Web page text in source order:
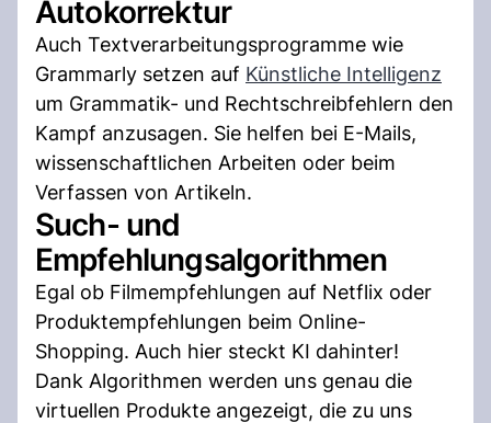
Autokorrektur
Auch Textverarbeitungsprogramme wie
Grammarly setzen auf Künstliche Intelligenz
um Grammatik- und Rechtschreibfehlern den
Kampf anzusagen. Sie helfen bei E-Mails,
wissenschaftlichen Arbeiten oder beim
Verfassen von Artikeln.
Such- und
Empfehlungsalgorithmen
Egal ob Filmempfehlungen auf Netflix oder
Produktempfehlungen beim Online-
Shopping. Auch hier steckt KI dahinter!
Dank Algorithmen werden uns genau die
virtuellen Produkte angezeigt, die zu uns